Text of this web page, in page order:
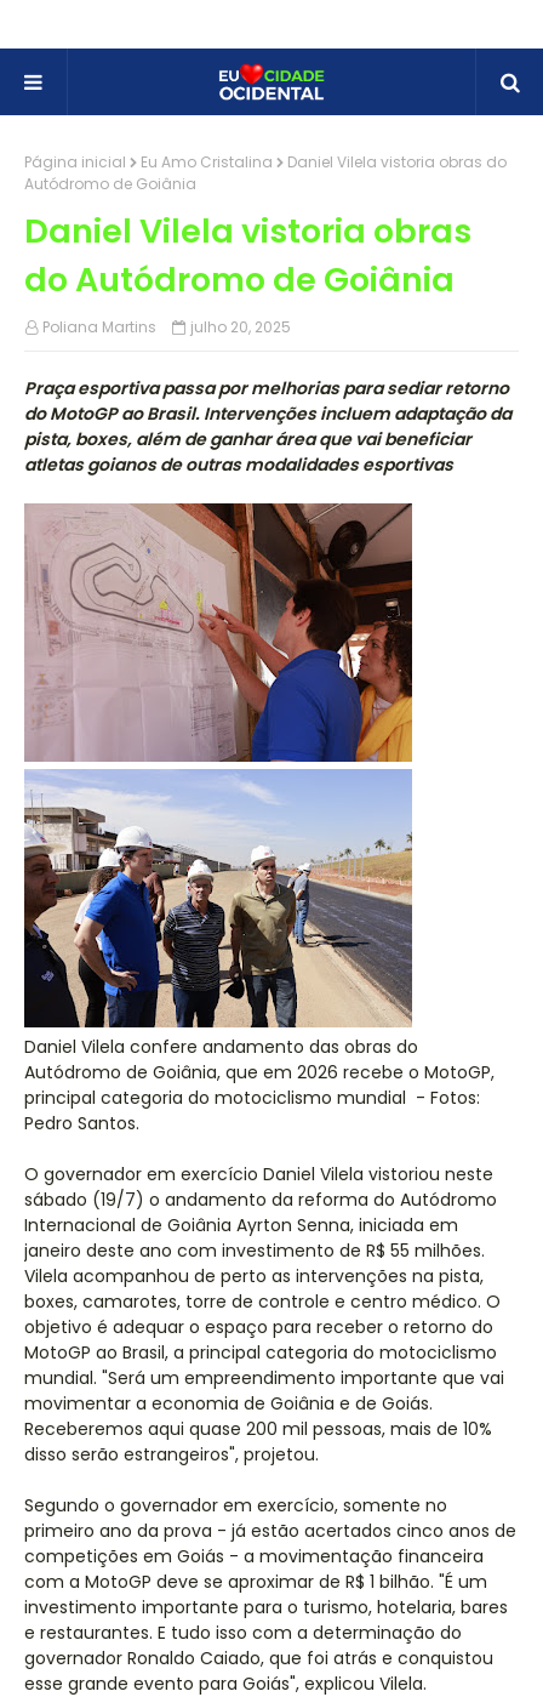
Página inicial Eu Amo Cristalina
Daniel Vilela vistoria obras do
Autódromo de Goiânia
Daniel Vilela vistoria obras
do Autódromo de Goiânia
Poliana Martins julho 20, 2025
Praça esportiva passa por melhorias para sediar retorno
do MotoGP ao Brasil. Intervenções incluem adaptação da
pista, boxes, além de ganhar área que vai beneficiar
atletas goianos de outras modalidades esportivas
Daniel Vilela confere andamento das obras do
Autódromo de Goiânia, que em 2026 recebe o MotoGP,
principal categoria do motociclismo mundial - Fotos:
Pedro Santos.
O governador em exercício Daniel Vilela vistoriou neste
sábado (19/7) o andamento da reforma do Autódromo
Internacional de Goiânia Ayrton Senna, iniciada em
janeiro deste ano com investimento de R$ 55 milhões.
Vilela acompanhou de perto as intervenções na pista,
boxes, camarotes, torre de controle e centro médico. O
objetivo é adequar o espaço para receber o retorno do
MotoGP ao Brasil, a principal categoria do motociclismo
mundial. "Será um empreendimento importante que vai
movimentar a economia de Goiânia e de Goiás.
Receberemos aqui quase 200 mil pessoas, mais de 10%
disso serão estrangeiros", projetou.
Segundo o governador em exercício, somente no
primeiro ano da prova - já estão acertados cinco anos de
competições em Goiás - a movimentação financeira
com a MotoGP deve se aproximar de R$ 1 bilhão. "É um
investimento importante para o turismo, hotelaria, bares
e restaurantes. E tudo isso com a determinação do
governador Ronaldo Caiado, que foi atrás e conquistou
esse grande evento para Goiás", explicou Vilela.